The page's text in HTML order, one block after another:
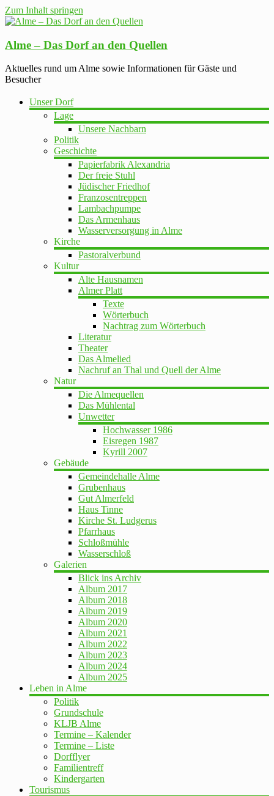
Zum Inhalt springen
Alme – Das Dorf an den Quellen
Aktuelles rund um Alme sowie Informationen für Gäste und
Besucher
Unser Dorf
Lage
Unsere Nachbarn
Politik
Geschichte
Papierfabrik Alexandria
Der freie Stuhl
Jüdischer Friedhof
Franzosentreppen
Lambachpumpe
Das Armenhaus
Wasserversorgung in Alme
Kirche
Pastoralverbund
Kultur
Alte Hausnamen
Almer Platt
Texte
Wörterbuch
Nachtrag zum Wörterbuch
Literatur
Theater
Das Almelied
Nachruf an Thal und Quell der Alme
Natur
Die Almequellen
Das Mühlental
Unwetter
Hochwasser 1986
Eisregen 1987
Kyrill 2007
Gebäude
Gemeindehalle Alme
Grubenhaus
Gut Almerfeld
Haus Tinne
Kirche St. Ludgerus
Pfarrhaus
Schloßmühle
Wasserschloß
Galerien
Blick ins Archiv
Album 2017
Album 2018
Album 2019
Album 2020
Album 2021
Album 2022
Album 2023
Album 2024
Album 2025
Leben in Alme
Politik
Grundschule
KLJB Alme
Termine – Kalender
Termine – Liste
Dorfflyer
Familientreff
Kindergarten
Tourismus